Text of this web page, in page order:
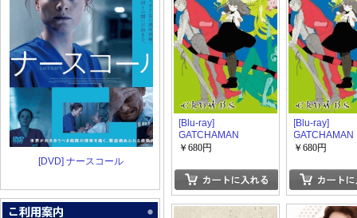
[DVD] ナースコール
[Blu-ray]
GATCHAMAN
CROWDS 4
￥680円
[Blu-ray]
GATCHAMAN
CROWDS 3
￥680円